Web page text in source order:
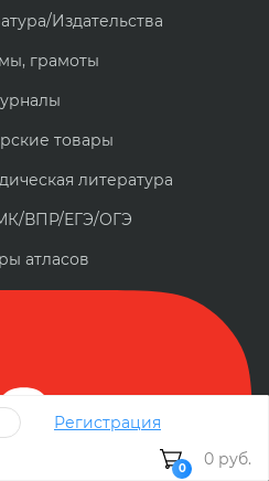
Издательства
грамоты
товары
литература
ВПР/ЕГЭ/ОГЭ
атласов
Регистрация
0 0 руб.